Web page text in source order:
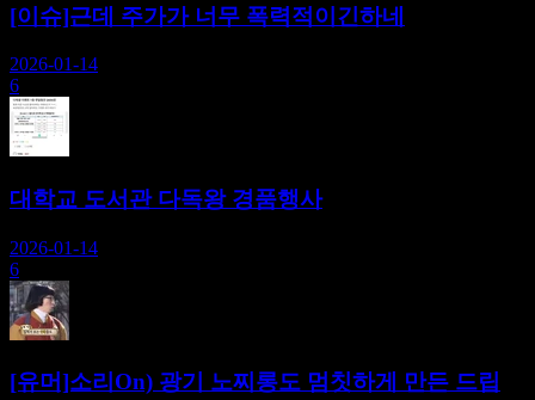
[이슈]근데 주가가 너무 폭력적이긴하네
2026-01-14
6
대학교 도서관 다독왕 경품행사
2026-01-14
6
[유머]소리On) 광기 노찌롱도 멈칫하게 만든 드립